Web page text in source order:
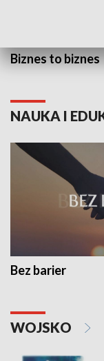
Biznes to biznes
NAUKA I
Bez barier
WOJSKO